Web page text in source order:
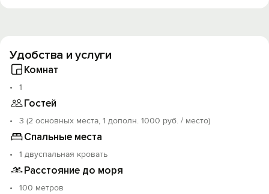
Удобства и услуги
Комнат
1
Гостей
3 (2 основных места, 1 дополн. 1000 руб. / место)
Спальные места
1 двуспальная кровать
Расстояние до моря
100 метров